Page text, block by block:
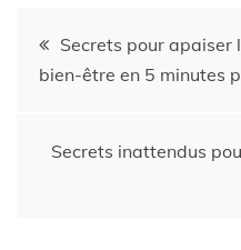
Secrets pour apaiser
bien-être en 5 minutes
Secrets inattendus